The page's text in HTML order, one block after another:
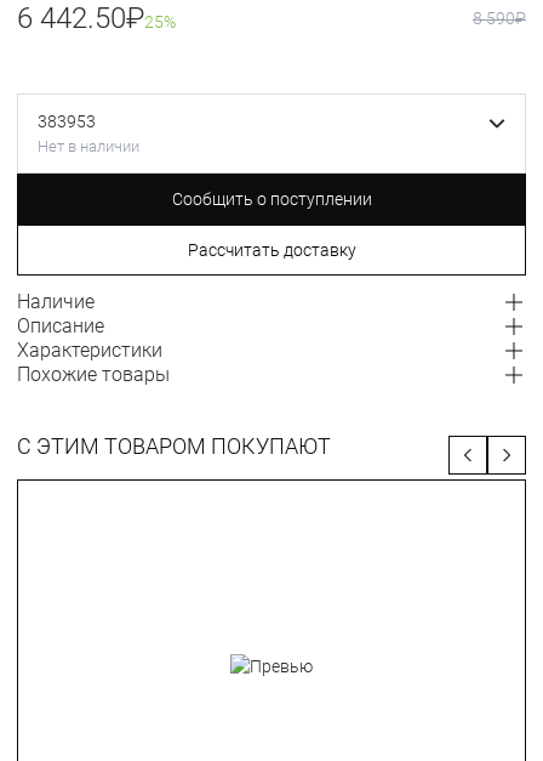
6 442.50₽25% 8 590₽
383953
Нет в наличии
Сообщить о поступлении
Рассчитать доставку
Наличие
Описание
Характеристики
Похожие товары
С ЭТИМ ТОВАРОМ ПОКУПАЮТ